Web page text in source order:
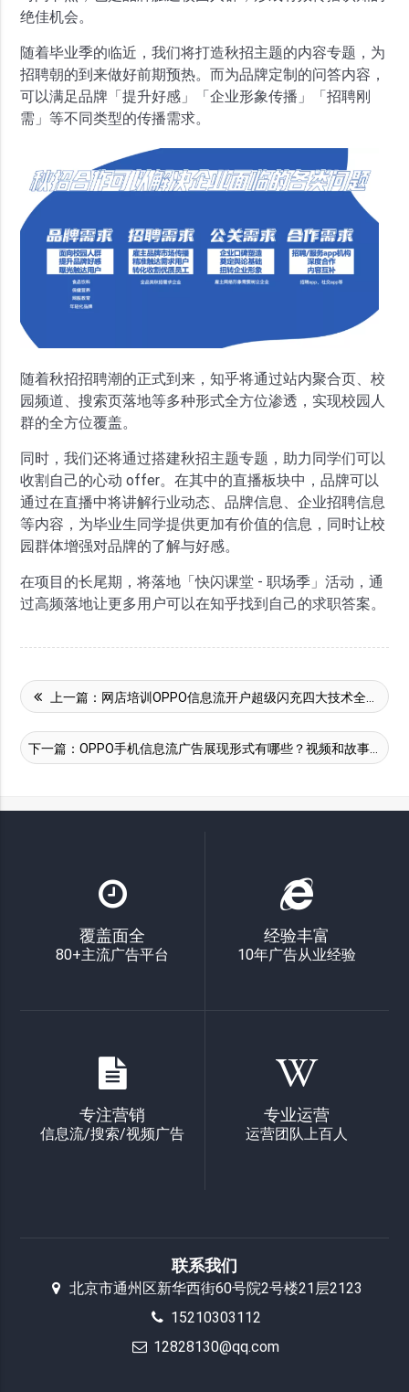
绝佳机会。
随着毕业季的临近，我们将打造秋招主题的内容专题，为
招聘朝的到来做好前期预热。而为品牌定制的问答内容，
可以满足品牌「提升好感」「企业形象传播」「招聘刚
需」等不同类型的传播需求。
随着秋招招聘潮的正式到来，知乎将通过站内聚合页、校
园频道、搜索页落地等多种形式全方位渗透，实现校园人
群的全方位覆盖。
同时，我们还将通过搭建秋招主题专题，助力同学们可以
收割自己的心动 offer。在其中的直播板块中，品牌可以
通过在直播中将讲解行业动态、品牌信息、企业招聘信息
等内容，为毕业生同学提供更加有价值的信息，同时让校
园群体增强对品牌的了解与好感。
在项目的长尾期，将落地「快闪课堂 - 职场季」活动，通
过高频落地让更多用户可以在知乎找到自己的求职答案。
上一篇： 网店培训OPPO信息流开户超级闪充四大技术全面突破
下一篇：OPPO手机信息流广告展现形式有哪些？视频和故事的区别。
覆盖面全
80+主流广告平台
经验丰富
10年广告从业经验
专注营销
信息流/搜索/视频广告
专业运营
运营团队上百人
联系我们
北京市通州区新华西街60号院2号楼21层2123
15210303112
12828130@qq.com